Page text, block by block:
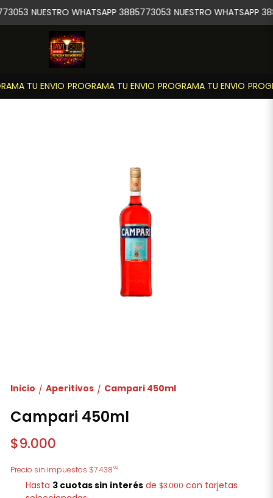
TU ENVIO PROGRAMA TU ENVIO PROGRAMA TU ENVIO
NUESTRO WHATSAPP 3885773053 NUESTRO WHATSAPP
Inicio / Aperitivos / Campari 450ml
Campari 450ml
$9.000
Precio sin impuestos $7.43802
Hasta 3 cuotas sin interés de $3.000 con tarjetas